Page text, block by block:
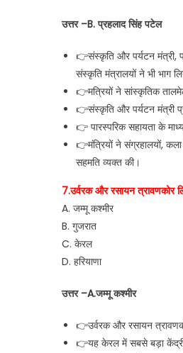
उत्तर –B. प्रहलाद सिंह पटेल
👉संस्कृति और पर्यटन मंत्री,
संस्कृति मंत्रालयों ने भी भाग
👉मत्रियों ने सांस्कृतिक
👉संस्कृति और पर्यटन मंत्री
👉 पारस्परिक सहायता के
👉मंत्रियों ने संग्रहालयों,
सहमति व्यक्त की।
7.उर्वरक और रसायन
A. जम्मू कश्मीर
B. गुजरात
C. केरल
D. हरियाणा
उत्तर –A.जम्मू कश्मीर
👉उर्वरक और रसायन
👉यह केरल में सबसे बड़ा